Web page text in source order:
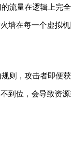
流量在逻辑上完全
墙在每一个虚拟
，攻击者即便
到位，会导致资